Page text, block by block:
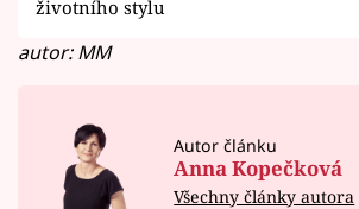
životního stylu
autor: MM
Autor článku
Anna Kopečková
Všechny články autora